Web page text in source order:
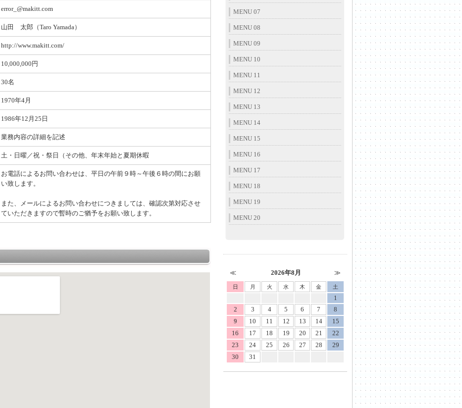
error_@makitt.com
山田 太郎（Taro Yamada）
http://www.makitt.com/
10,000,000円
30名
1970年4月
1986年12月25日
業務内容の詳細を記述
土・日曜／祝・祭日（その他、年末年始と夏期休暇
お電話によるお問い合わせは、平日の午前９時～午後６時の間にお願
い致します。
また、メールによるお問い合わせにつきましては、確認次第対応させ
ていただきますので暫時のご猶予をお願い致します。
MENU 07
MENU 08
MENU 09
MENU 10
MENU 11
MENU 12
MENU 13
MENU 14
MENU 15
MENU 16
MENU 17
MENU 18
MENU 19
MENU 20
2026年8月
日 月 火 水 木 金 土
1
2
3 4 5 6 7
8
9
10 11 12 13 14
15
16
17 18 19 20 21
22
23
24 25 26 27 28
29
30
31